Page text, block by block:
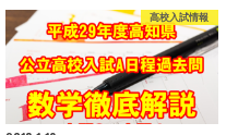
高校入試情報